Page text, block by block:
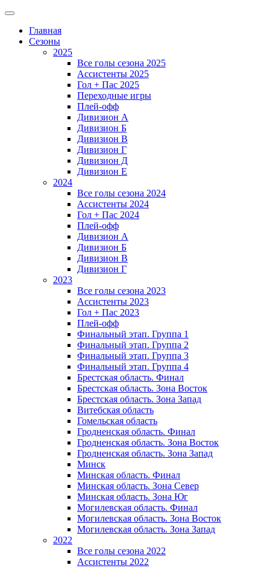
Главная
Сезоны
2025
Все голы сезона 2025
Ассистенты 2025
Гол + Пас 2025
Переходные игры
Плей-офф
Дивизион A
Дивизион Б
Дивизион В
Дивизион Г
Дивизион Д
Дивизион Е
2024
Все голы сезона 2024
Ассистенты 2024
Гол + Пас 2024
Плей-офф
Дивизион A
Дивизион Б
Дивизион В
Дивизион Г
2023
Все голы сезона 2023
Ассистенты 2023
Гол + Пас 2023
Плей-офф
Финальный этап. Группа 1
Финальный этап. Группа 2
Финальный этап. Группа 3
Финальный этап. Группа 4
Брестская область. Финал
Брестская область. Зона Восток
Брестская область. Зона Запад
Витебская область
Гомельская область
Гродненская область. Финал
Гродненская область. Зона Восток
Гродненская область. Зона Запад
Минск
Минская область. Финал
Минская область. Зона Север
Минская область. Зона Юг
Могилевская область. Финал
Могилевская область. Зона Восток
Могилевская область. Зона Запад
2022
Все голы сезона 2022
Ассистенты 2022